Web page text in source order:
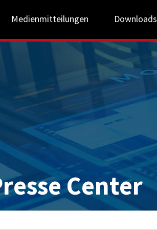
Medienmitteilungen Downloads
Center